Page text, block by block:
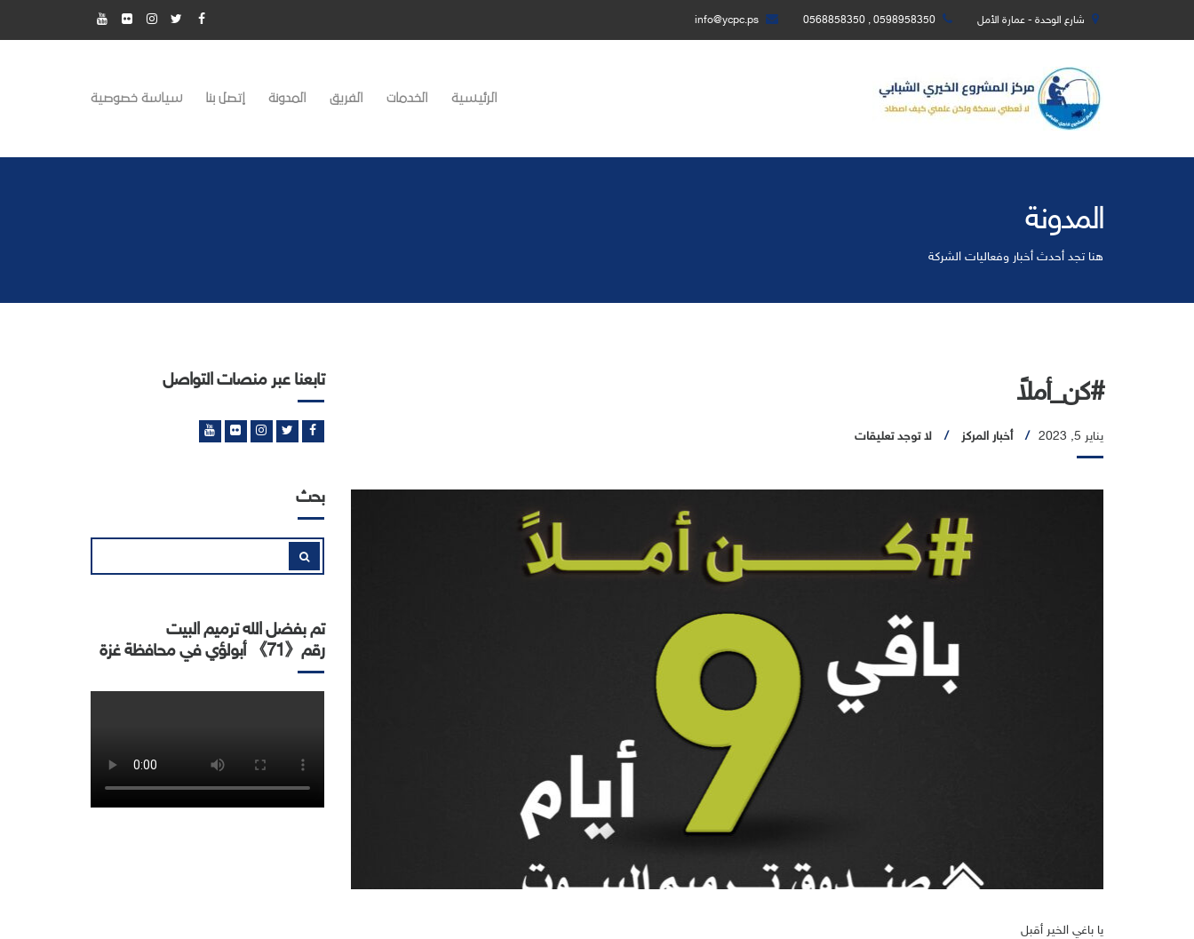
شارع الوحدة - عمارة الأمل 0598958350 , 0568858350
info@ycpc.ps
الرئيسية الخدمات الفريق المدونة إتصل بنا سياسة خصوصية
المدونة
هنا تجد أحدث أخبار وفعاليات الشركة
#كن_أملاً
يناير 5, 2023 أخبار المركز لا توجد تعليقات
يا باغي الخير أقبل
تابعنا عبر منصات التواصل
بحث
إبحث
عن:
بحث
تم بفضل الله ترميم البيت
رقم《71》 أبولؤي في محافظة غزة